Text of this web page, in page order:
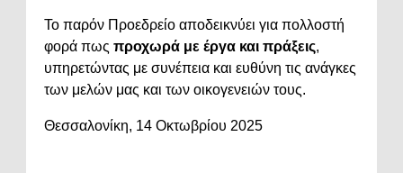
Το παρόν Προεδρείο αποδεικνύει για πολλοστή
φορά πως προχωρά με έργα και πράξεις,
υπηρετώντας με συνέπεια και ευθύνη τις ανάγκες
των μελών μας και των οικογενειών τους.
Θεσσαλονίκη, 14 Οκτωβρίου 2025